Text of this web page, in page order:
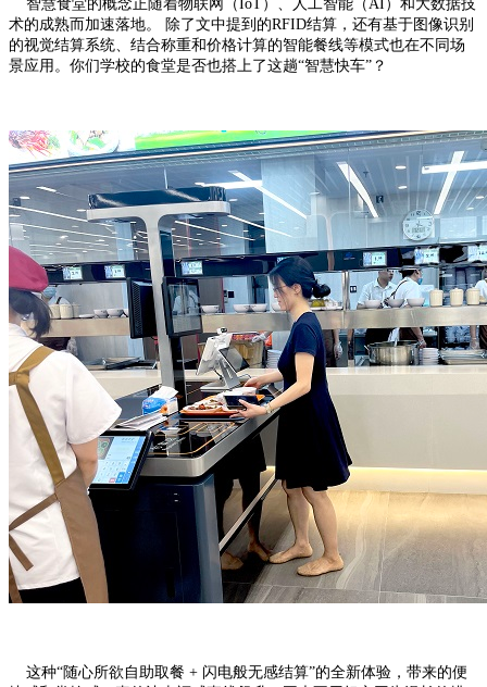
智慧食堂的概念正随着物联网（IoT）、人工智能（AI）和大数据技
术的成熟而加速落地。 除了文中提到的RFID结算，还有基于图像识别
的视觉结算系统、结合称重和价格计算的智能餐线等模式也在不同场
景应用。你们学校的食堂是否也搭上了这趟“智慧快车”？
这种“随心所欲自助取餐 + 闪电般无感结算”的全新体验，带来的便